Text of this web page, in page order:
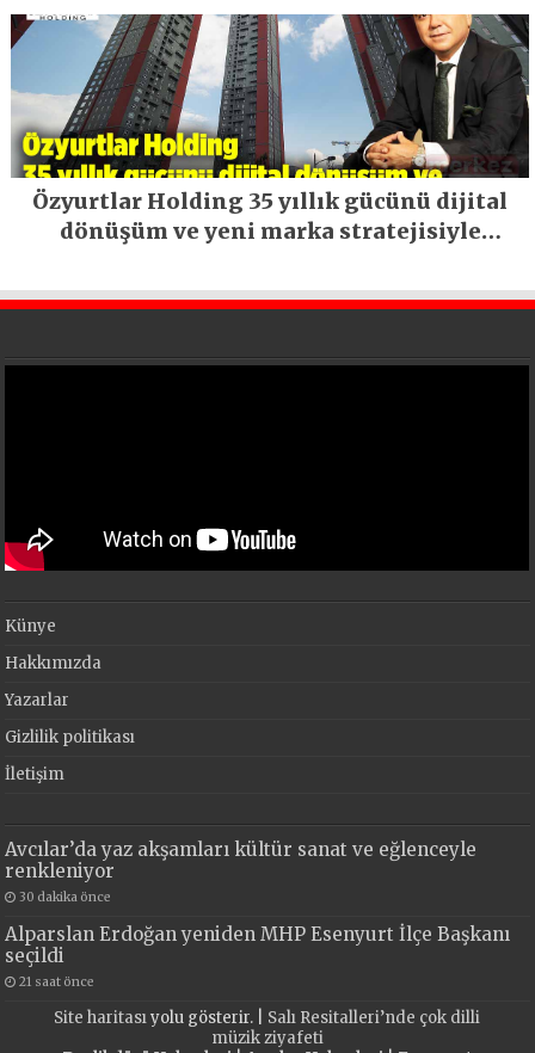
Özyurtlar Holding 35 yıllık gücünü dijital
dönüşüm ve yeni marka stratejisiyle
Künye
Hakkımızda
Yazarlar
Gizlilik politikası
İletişim
Avcılar’da yaz akşamları kültür sanat ve eğlenceyle
renkleniyor
30 dakika önce
Alparslan Erdoğan yeniden MHP Esenyurt İlçe Başkanı
seçildi
21 saat önce
Site haritasıyolu gösterir. | Salı Resitalleri’nde çok dilli
müzik ziyafeti